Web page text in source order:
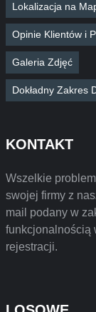
Lokalizacja na
Opinie Klientów i
Galeria Zdjęć
Dokładny Zakres
KONTAKT
Wszelkie
swojej firmy z
mail podany w
funkcjonalnością
rejestracji.